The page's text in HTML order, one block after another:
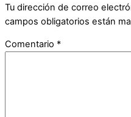
Tu dirección de correo
campos obligatorios están
Comentario *